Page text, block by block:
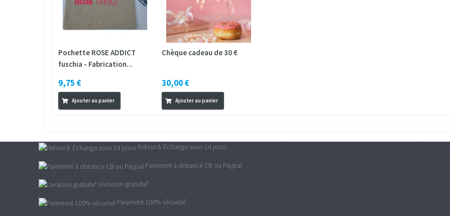
Pochette ROSE ADDICT
fuschia - Fabrication...
9,75 €
Ajouter au panier
Chèque cadeau de 30 €
30,00 €
Ajouter au panier
Retour & Échange sous 14 jours
Paiement à distance CB ou Paypal
Livraison gratuite*
Paiement 100% sécurisé